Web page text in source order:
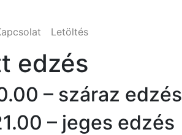
Letöltés
edzés
– száraz edzés
– jeges edzés